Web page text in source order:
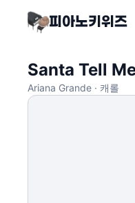
Santa Tell
Ariana Grande · 캐롤